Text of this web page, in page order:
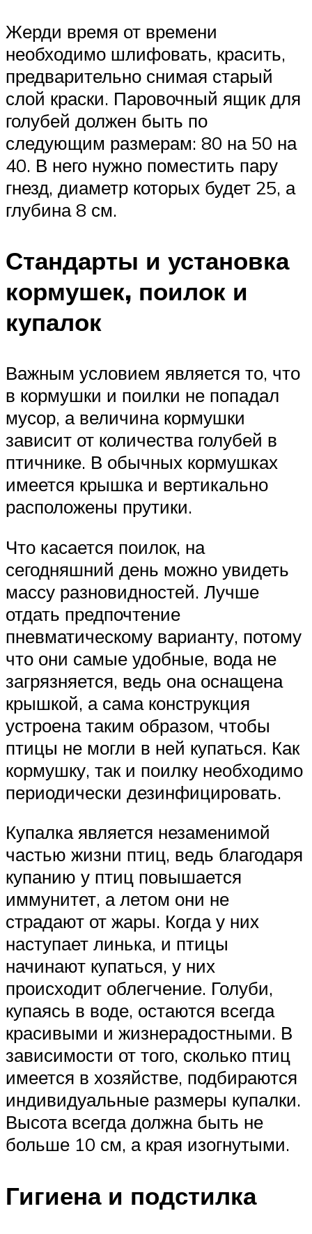
Жерди время от времени
необходимо шлифовать, красить,
предварительно снимая старый
слой краски. Паровочный ящик для
голубей должен быть по
следующим размерам: 80 на 50 на
40. В него нужно поместить пару
гнезд, диаметр которых будет 25, а
глубина 8 см.
Стандарты и установка
кормушек, поилок и
купалок
Важным условием является то, что
в кормушки и поилки не попадал
мусор, а величина кормушки
зависит от количества голубей в
птичнике. В обычных кормушках
имеется крышка и вертикально
расположены прутики.
Что касается поилок, на
сегодняшний день можно увидеть
массу разновидностей. Лучше
отдать предпочтение
пневматическому варианту, потому
что они самые удобные, вода не
загрязняется, ведь она оснащена
крышкой, а сама конструкция
устроена таким образом, чтобы
птицы не могли в ней купаться. Как
кормушку, так и поилку необходимо
периодически дезинфицировать.
Купалка является незаменимой
частью жизни птиц, ведь благодаря
купанию у птиц повышается
иммунитет, а летом они не
страдают от жары. Когда у них
наступает линька, и птицы
начинают купаться, у них
происходит облегчение. Голуби,
купаясь в воде, остаются всегда
красивыми и жизнерадостными. В
зависимости от того, сколько птиц
имеется в хозяйстве, подбираются
индивидуальные размеры купалки.
Высота всегда должна быть не
больше 10 см, а края изогнутыми.
Гигиена и подстилка